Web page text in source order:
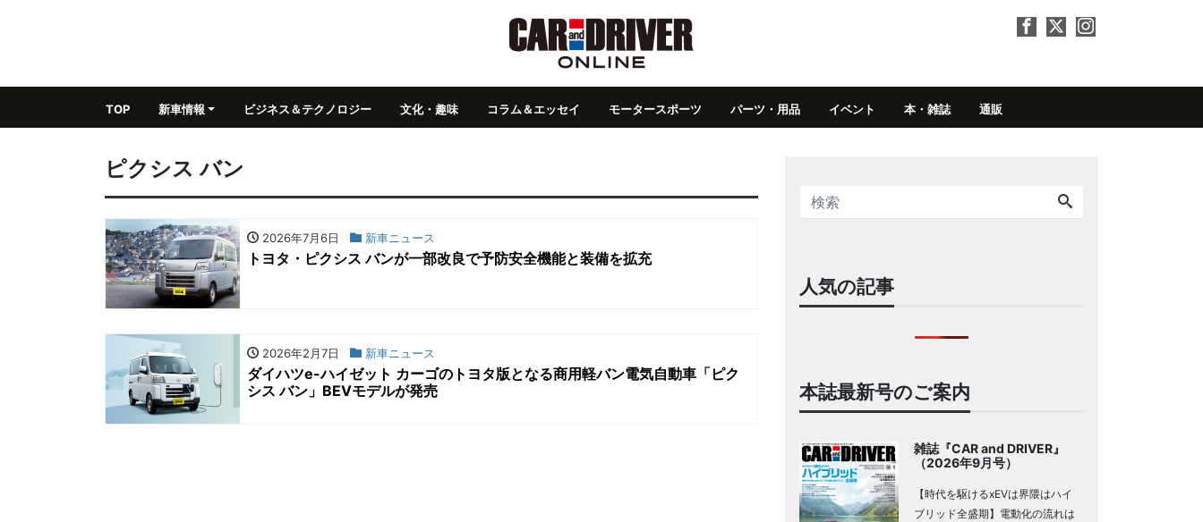
TOP 新車情報 ビジネス＆テクノロジー 文化・趣味 コラム＆エッセイ モータースポーツ パーツ・用品 イベント 本・雑誌 通販
ピクシス バン
2026年7月6日 新車ニュース
トヨタ・ピクシス バンが一部改良で予防安全機能と装備を拡充
2026年2月7日 新車ニュース
ダイハツe-ハイゼット カーゴのトヨタ版となる商用軽バン電気自動車「ピク
シス バン」BEVモデルが発売
人気の記事
本誌最新号のご案内
雑誌『CAR and DRIVER』
（2026年9月号）
【時代を駆けるxEVは界隈はハイ
ブリッド全盛期】電動化の流れは